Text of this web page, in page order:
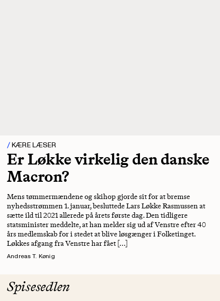
KÆRE LÆSER
Er Løkke virkelig den danske
Macron?
Mens tømmermændene og skihop gjorde sit for at bremse
nyhedsstrømmen 1. januar, besluttede Lars Løkke Rasmussen at
sætte ild til 2021 allerede på årets første dag. Den tidligere
statsminister meddelte, at han melder sig ud af Venstre efter 40
års medlemskab for i stedet at blive løsgænger i Folketinget.
Løkkes afgang fra Venstre har fået […]
Andreas T. Kønig
Spisesedlen